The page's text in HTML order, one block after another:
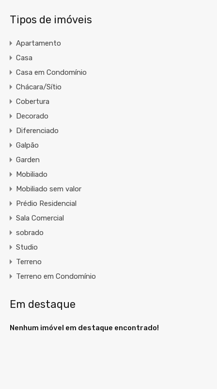
Tipos de imóveis
Apartamento
Casa
Casa em Condomínio
Chácara/Sítio
Cobertura
Decorado
Diferenciado
Galpão
Garden
Mobiliado
Mobiliado sem valor
Prédio Residencial
Sala Comercial
sobrado
Studio
Terreno
Terreno em Condomínio
Em destaque
Nenhum imóvel em destaque encontrado!